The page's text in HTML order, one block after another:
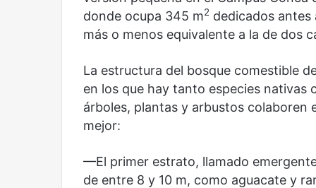
donde ocupa 345 m2 dedicados
más o menos equivalente a la de dos
La estructura del bosque comestible
en los que hay tanto especies nativas
árboles, plantas y arbustos colaboren
mejor:
—El primer estrato, llamado
de entre 8 y 10 m, como aguacate y
El dragón